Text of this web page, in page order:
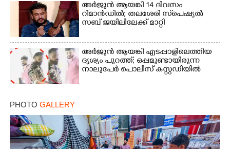
അർജുൻ ആയങ്കി 14 ദിവസം
റിമാൻഡിൽ; തലശേരി സ്‌പെഷ്യൽ
സബ് ജയിലിലേക്ക് മാറ്റി
അർജുൻ ആയങ്കി എടപ്പാളിലെത്തിയ
ദൃശ്യം പുറത്ത്; ഒപ്പമുണ്ടായിരുന്ന
നാലുപേർ പൊലീസ് കസ്റ്റഡിയിൽ
PHOTO GALLERY